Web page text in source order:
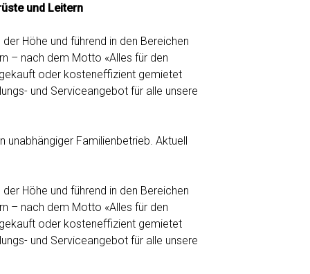
und Leitern
Höhe und führend in den Bereichen
– nach dem Motto «Alles für den
oder kosteneffizient gemietet
und Serviceangebot für alle unsere
unabhängiger Familienbetrieb. Aktuell
Höhe und führend in den Bereichen
– nach dem Motto «Alles für den
oder kosteneffizient gemietet
und Serviceangebot für alle unsere